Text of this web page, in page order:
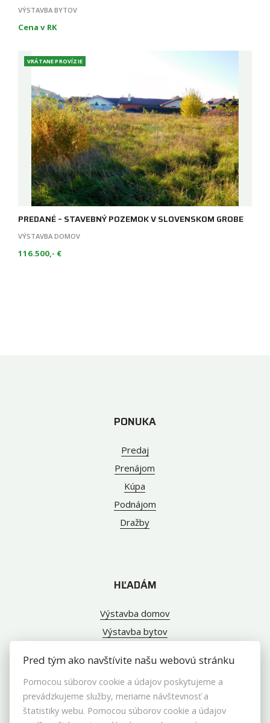
VÝSTAVBA BYTOV
Cena v RK
VRÁTANE PROVÍZIE
PREDANÉ – STAVEBNÝ POZEMOK V SLOVENSKOM GROBE
VÝSTAVBA DOMOV
116.500,- €
PONUKA
Predaj
Prenájom
Kúpa
Podnájom
Dražby
HĽADÁM
Výstavba domov
Výstavba bytov
INFO
Pred tým ako navštívite našu webovú stránku
Pomocou súborov cookie a údajov poskytujeme a
prevádzkujeme služby, meriame návštevnosť a
štatistiky webu. Pomocou súborov cookie a údajov